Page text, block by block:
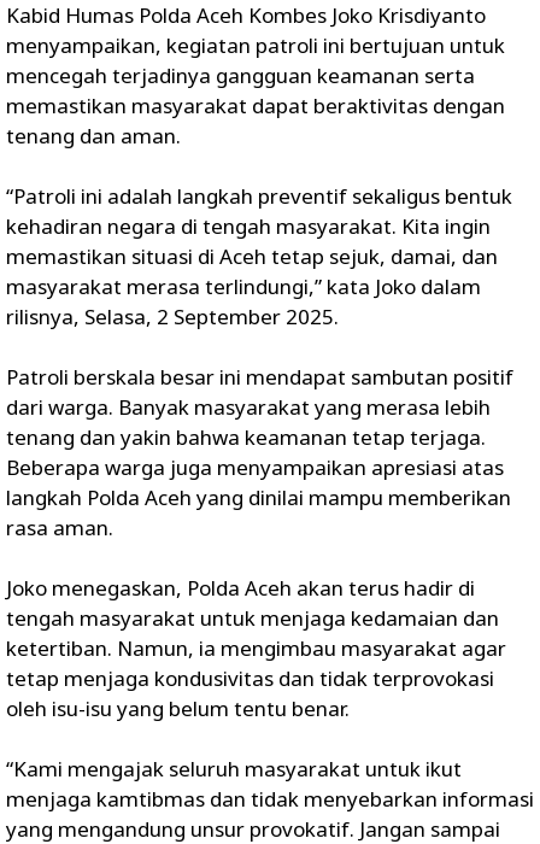
Kabid Humas Polda Aceh Kombes Joko Krisdiyanto
menyampaikan, kegiatan patroli ini bertujuan untuk
mencegah terjadinya gangguan keamanan serta
memastikan masyarakat dapat beraktivitas dengan
tenang dan aman.
“Patroli ini adalah langkah preventif sekaligus bentuk
kehadiran negara di tengah masyarakat. Kita ingin
memastikan situasi di Aceh tetap sejuk, damai, dan
masyarakat merasa terlindungi,” kata Joko dalam
rilisnya, Selasa, 2 September 2025.
Patroli berskala besar ini mendapat sambutan positif
dari warga. Banyak masyarakat yang merasa lebih
tenang dan yakin bahwa keamanan tetap terjaga.
Beberapa warga juga menyampaikan apresiasi atas
langkah Polda Aceh yang dinilai mampu memberikan
rasa aman.
Joko menegaskan, Polda Aceh akan terus hadir di
tengah masyarakat untuk menjaga kedamaian dan
ketertiban. Namun, ia mengimbau masyarakat agar
tetap menjaga kondusivitas dan tidak terprovokasi
oleh isu-isu yang belum tentu benar.
“Kami mengajak seluruh masyarakat untuk ikut
menjaga kamtibmas dan tidak menyebarkan informasi
yang mengandung unsur provokatif. Jangan sampai